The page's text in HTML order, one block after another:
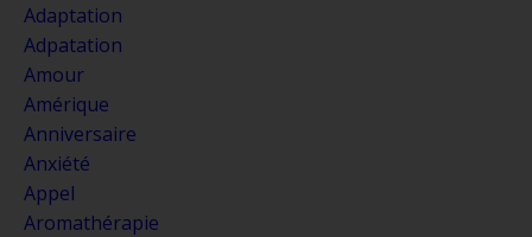
Adaptation
Adpatation
Amour
Amérique
Anniversaire
Anxiété
Appel
Aromathérapie